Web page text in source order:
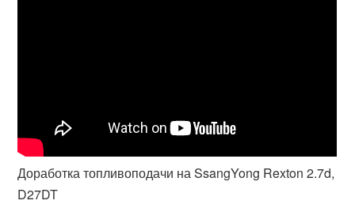
Доработка топливоподачи на SsangYong Rexton 2.7d,
D27DT